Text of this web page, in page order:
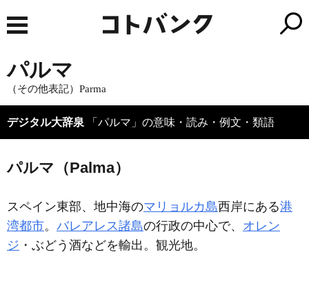
パルマ
（その他表記）Parma
デジタル大辞泉 「パルマ」の意味・読み・例文・類語
パルマ（Palma）
スペイン東部、地中海のマリョルカ島西岸にある港
湾都市。 バレアレス諸島の行政の中心で、 オレン
ジ ・ぶどう酒などを輸出。観光地。